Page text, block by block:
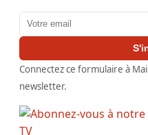
Adresse email
Connectez ce formulaire à
newsletter.